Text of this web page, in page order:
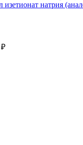
изетионат натрия
₽